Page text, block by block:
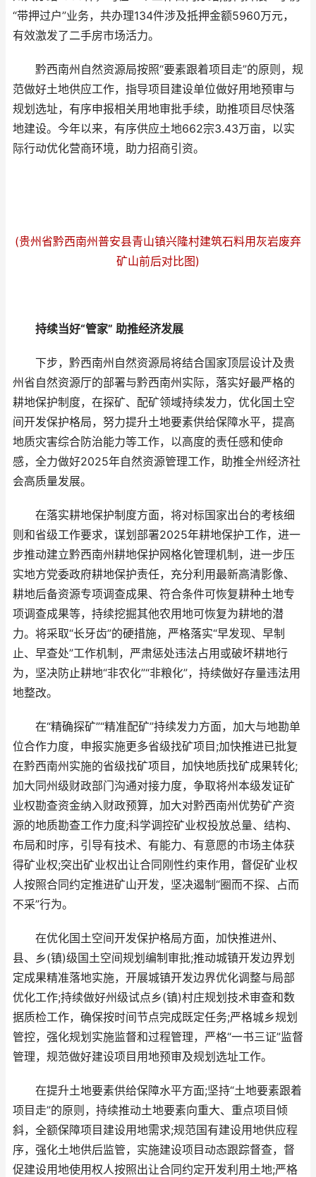
“带押过户”业务，共办理134件涉及抵押金额5960万元，
有效激发了二手房市场活力。
黔西南州自然资源局按照“要素跟着项目走”的原则，规
范做好土地供应工作，指导项目建设单位做好用地预审与
规划选址，有序申报相关用地审批手续，助推项目尽快落
地建设。今年以来，有序供应土地662宗3.43万亩，以实
际行动优化营商环境，助力招商引资。
(贵州省黔西南州普安县青山镇兴隆村建筑石料用灰岩废弃
矿山前后对比图)
持续当好“管家” 助推经济发展
下步，黔西南州自然资源局将结合国家顶层设计及贵
州省自然资源厅的部署与黔西南州实际，落实好最严格的
耕地保护制度，在探矿、配矿领域持续发力，优化国土空
间开发保护格局，努力提升土地要素供给保障水平，提高
地质灾害综合防治能力等工作，以高度的责任感和使命
感，全力做好2025年自然资源管理工作，助推全州经济社
会高质量发展。
在落实耕地保护制度方面，将对标国家出台的考核细
则和省级工作要求，谋划部署2025年耕地保护工作，进一
步推动建立黔西南州耕地保护网格化管理机制，进一步压
实地方党委政府耕地保护责任，充分利用最新高清影像、
耕地后备资源专项调查成果、符合条件可恢复耕种土地专
项调查成果等，持续挖掘其他农用地可恢复为耕地的潜
力。将采取“长牙齿”的硬措施，严格落实“早发现、早制
止、早查处”工作机制，严肃惩处违法占用或破坏耕地行
为，坚决防止耕地“非农化”“非粮化”，持续做好存量违法用
地整改。
在“精确探矿”“精准配矿”持续发力方面，加大与地勘单
位合作力度，申报实施更多省级找矿项目;加快推进已批复
在黔西南州实施的省级找矿项目，加快地质找矿成果转化;
加大同州级财政部门沟通对接力度，争取将州本级发证矿
业权勘查资金纳入财政预算，加大对黔西南州优势矿产资
源的地质勘查工作力度;科学调控矿业权投放总量、结构、
布局和时序，引导有技术、有能力、有意愿的市场主体获
得矿业权;突出矿业权出让合同刚性约束作用，督促矿业权
人按照合同约定推进矿山开发，坚决遏制“圈而不探、占而
不采”行为。
在优化国土空间开发保护格局方面，加快推进州、
县、乡(镇)级国土空间规划编制审批;推动城镇开发边界划
定成果精准落地实施，开展城镇开发边界优化调整与局部
优化工作;持续做好州级试点乡(镇)村庄规划技术审查和数
据质检工作，确保按时间节点完成既定任务;严格城乡规划
管控，强化规划实施监督和过程管理，严格“一书三证”监督
管理，规范做好建设项目用地预审及规划选址工作。
在提升土地要素供给保障水平方面;坚持“土地要素跟着
项目走”的原则，持续推动土地要素向重大、重点项目倾
斜，全额保障项目建设用地需求;规范国有建设用地供应程
序，强化土地供后监管，实施建设项目动态跟踪督查，督
促建设用地使用权人按照出让合同约定开发利用土地;严格